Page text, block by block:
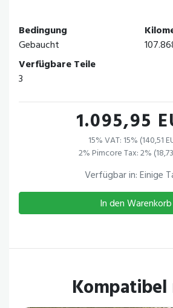
Bedingung
Gebaucht
Verfügbare Teile
3
1.095,95
15% VAT: 15% (140,51
2% Pimcore Tax: 2%
Verfügbar in: Einige
In den Warenkorb